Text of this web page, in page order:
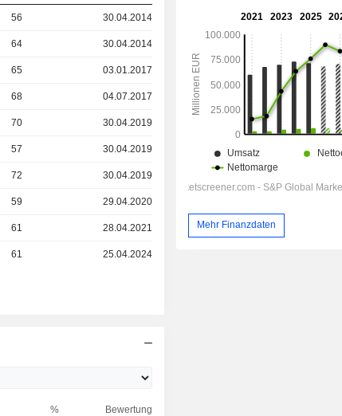
56 30.04.2014
64 30.04.2014
65 03.01.2017
68 04.07.2017
70 30.04.2019
57 30.04.2019
72 30.04.2019
59 29.04.2020
61 28.04.2021
61 25.04.2024
% Bewertung
Mehr Finanzdaten